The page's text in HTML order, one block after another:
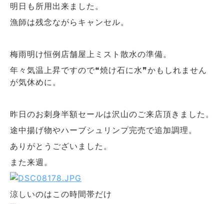
明日も所用出来ました。
漁師は残念ながらキャンセル。
梅雨明け恒例店舗屋上ミスト散水の準備。
年々気温上昇ですので❝焼け石に水❞かもしれません
が気休めに。
昨日のお刺身半額セールは沢山のご来店頂きました。
途中揚げ物やハーブシュリンプ完売で追加調理。
ありがとうございました。
また来週。
涼しいのはこの時間帯だけ